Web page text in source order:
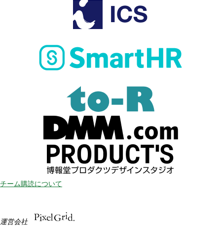
チーム購読について
運営会社